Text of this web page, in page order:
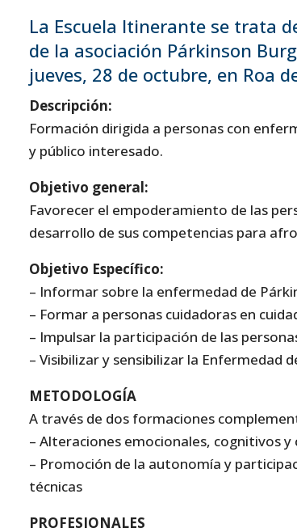
La Escuela Itinerante se trata
de la asociación Párkinson
jueves, 28 de octubre, en Roa
Descripción:
Formación dirigida a personas con
y público interesado.
Objetivo general:
Favorecer el empoderamiento de las
desarrollo de sus competencias para
Objetivo Específico:
– Informar sobre la enfermedad de
– Formar a personas cuidadoras en
– Impulsar la participación de las
– Visibilizar y sensibilizar la Enfermedad
METODOLOGÍA
A través de dos formaciones
– Alteraciones emocionales, cognitivos y
– Promoción de la autonomía y
técnicas
PROFESIONALES